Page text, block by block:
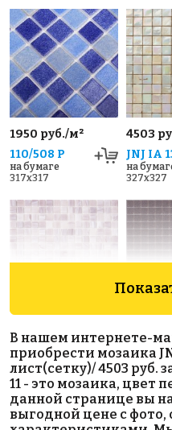
1950 руб./м²
110/508 P
на бумаге
317x317
4503
JNJ IA
на
327x327
JNJ 05.120
на бумаге
327x327
на
327x327
В нашем интернете-
приобрести мозаика
лист(сетку)/ 4503 руб.
11 - это мозаика, цвет
данной странице вы
выгодной цене с фото,